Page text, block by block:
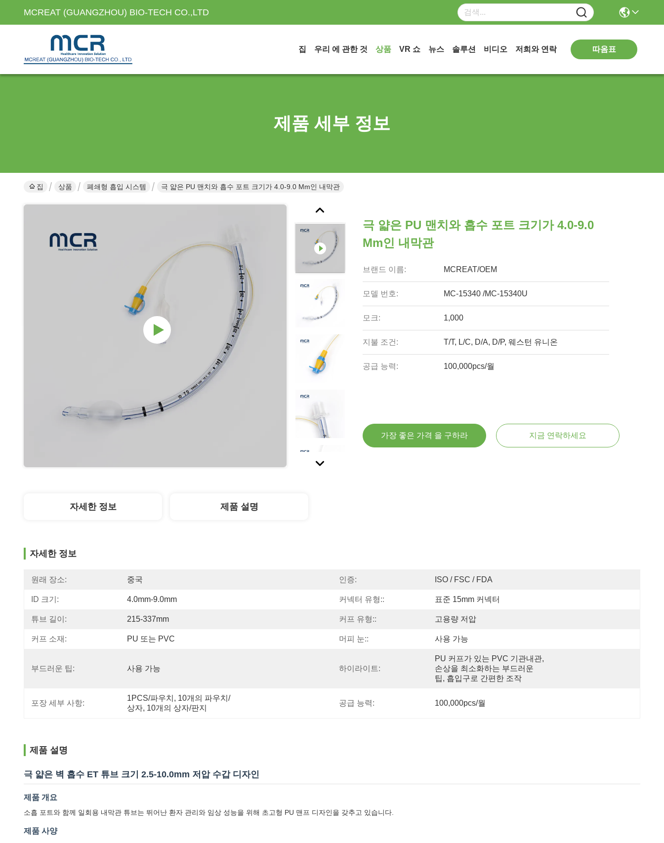
MCREAT (GUANGZHOU) BIO-TECH CO.,LTD
집 우리 에 관한 것 상품 VR 쇼 뉴스 솔루션 비디오 저희와 연락 따옴표
제품 세부 정보
집 상품 폐쇄형 흡입 시스템 극 얇은 PU 맨치와 흡수 포트 크기가 4.0-9.0 Mm인 내막관
극 얇은 PU 맨치와 흡수 포트 크기가 4.0-9.0
Mm인 내막관
브랜드 이름: MCREAT/OEM
모델 번호: MC-15340 /MC-15340U
모크: 1,000
지불 조건: T/T, L/C, D/A, D/P, 웨스턴 유니온
공급 능력: 100,000pcs/월
가장 좋은 가격 을 구하라 지금 연락하세요
자세한 정보 제품 설명
자세한 정보
원래 장소: 중국 인증: ISO / FSC / FDA
ID 크기: 4.0mm-9.0mm 커넥터 유형:: 표준 15mm 커넥터
튜브 길이: 215-337mm 커프 유형:: 고용량 저압
커프 소재: PU 또는 PVC 머피 눈:: 사용 가능
부드러운 팁: 사용 가능 하이라이트:
PU 커프가 있는 PVC 기관내관,
손상을 최소화하는 부드러운
팁, 흡입구로 간편한 조작
포장 세부 사항:
1PCS/파우치, 10개의 파우치/
상자, 10개의 상자/판지
공급 능력: 100,000pcs/월
제품 설명
극 얇은 벽 흡수 ET 튜브 크기 2.5-10.0mm 저압 수갑 디자인
제품 개요
소흡 포트와 함께 일회용 내막관 튜브는 뛰어난 환자 관리와 임상 성능을 위해 초고형 PU 맨프 디자인을 갖추고 있습니다.
제품 사양